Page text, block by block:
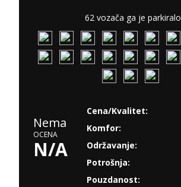
62 vozača ga je parkiralo
Nema
OCENA
N/A
Cena/Kvalitet:
Komfor:
Održavanje:
Potrošnja:
Pouzdanost: